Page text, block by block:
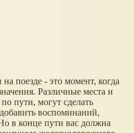
поезде - это момент, когда
Различные места и
пути, могут сделать
воспоминаний,
в конце пути вас должна